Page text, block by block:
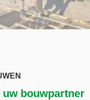
bouwpartner